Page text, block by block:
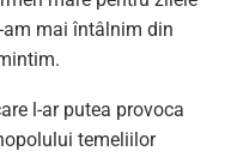
mai întâlnim din
l-ar putea provoca
temeliilor